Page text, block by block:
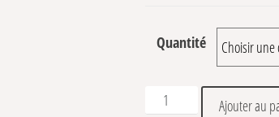
Quantité
quantité de Golosa
Ajouter au